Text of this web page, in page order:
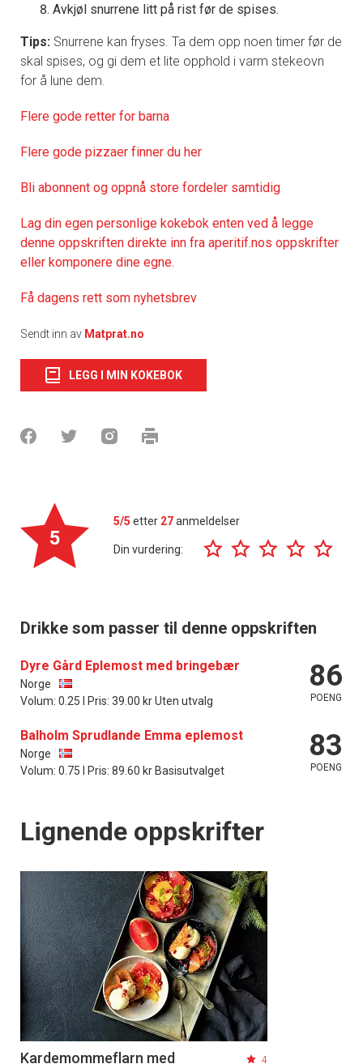
Avkjøl snurrene litt på rist før de spises.
Tips: Snurrene kan fryses. Ta dem opp noen timer før de
skal spises, og gi dem et lite opphold i varm stekeovn
for å lune dem.
Flere gode retter for barna
Flere gode pizzaer finner du her
Bli abonnent og oppnå store fordeler samtidig
Lag din egen personlige kokebok enten ved å legge
denne oppskriften direkte inn fra aperitif.nos oppskrifter
eller komponere dine egne.
Få dagens rett som nyhetsbrev
Sendt inn av Matprat.no
LEGG I MIN KOKEBOK
5
5/5 etter 27anmeldelser
Din vurdering:
Drikke som passer til denne oppskriften
Dyre Gård Eplemost med bringebær
Norge
Volum: 0.25 l Pris: 39.00 kr Uten utvalg
86
POENG
Balholm Sprudlande Emma eplemost
Norge
Volum: 0.75 l Pris: 89.60 kr Basisutvalget
83
POENG
Lignende oppskrifter
Kardemommeflarn med 4